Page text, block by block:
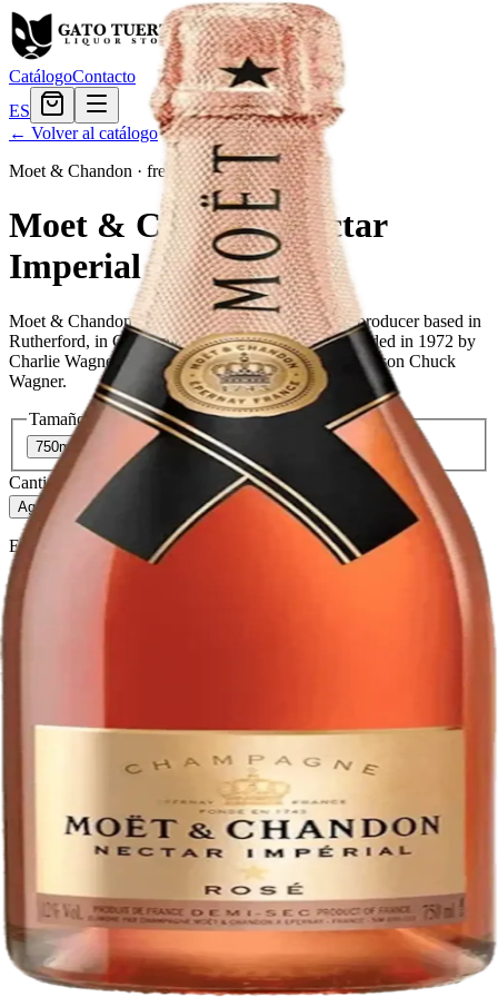
CatálogoContacto
ES
← Volver al catálogo
Moet & Chandon · french
Moet & Chandon Nectar
Imperial Rose
Moet & Chandon Nectar Imperial Rose is a wine producer based in
Rutherford, in California's Napa Valley. It was founded in 1972 by
Charlie Wagner, Lorna Belle Glos Wagner, and their son Chuck
Wagner.
Tamaño
750ml $69.59
Cantidad
Agregar al carrito
El Gato Tuerto
Licorera · envíos locales
Delivery de licores en Miami
Alcohol a domicilio Miami
Delivery a Brickell
Licorera en Brickell
Delivery Coral Gables
Cervezas a domicilio Miami
·Bebé responsablemente.